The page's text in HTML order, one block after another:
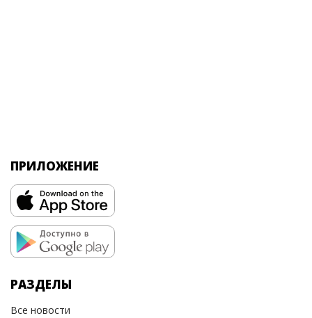
ПРИЛОЖЕНИЕ
РАЗДЕЛЫ
Все новости